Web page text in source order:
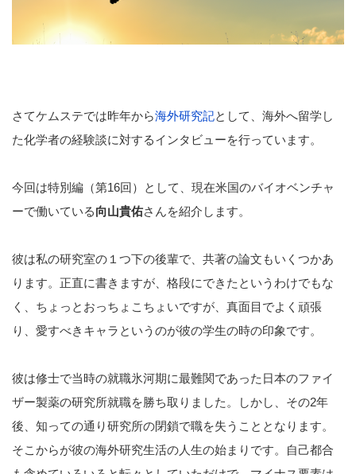
さてケムステでは昨年から海外研究記として、海外へ留学し
た化学者の経験談に対するインタビューを行っています。
今回は特別編（第16回）として、現在米国のバイオベンチャ
ーで働いている向山貴佑さんを紹介します。
彼は私の研究室の１つ下の後輩で、共著の論文もいくつかあ
ります。正直に書きますが、格段にできたというわけでもな
く、ちょっとおっちょこちょいですが、真面目でよく頑張
り、愛すべきキャラというのが彼の学生の時の印象です。
彼は修士で当時の就職氷河期に最難関であった日本のファイ
ザー製薬の研究所就職を勝ち取りました。しかし、その2年
後、知っての通り研究所の閉鎖で職を失うこととなります。
そこからが彼の海外研究生活の人生の始まりです。自己都合